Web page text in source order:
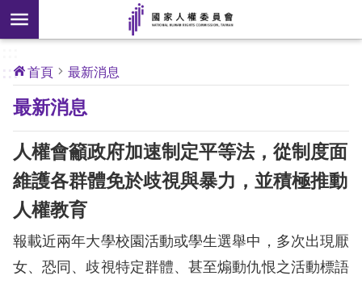
前往主要內容區塊
搜
尋
開
新
]
核
心
人
權
公
約
關
於
本
:::
首頁 最新消息
最新消息
人權會籲政府加速制定平等法，從制度面
維護各群體免於歧視與暴力，並積極推動
人權教育
報載近兩年大學校園活動或學生選舉中，多次出現厭
女、恐同、歧視特定群體、甚至煽動仇恨之活動標語